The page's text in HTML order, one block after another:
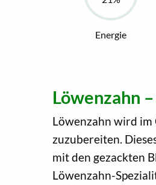
Energie
Löwenzahn
Löwenzahn wird im
zuzubereiten.
mit den gezackten
Löwenzahn-